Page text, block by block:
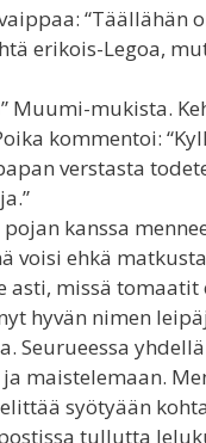
“Täällähän
erikois-Legoa,
Muumi-mukista.
kommentoi:
verstasta
kanssa
voisi ehkä
asti, missä tomaatit
hyvän nimen
Seurueessa
maistelemaan.
syötyään
tullutta